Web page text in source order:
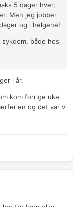
5 dager hver,
Men jeg jobber
og i helgene!
både hos
i år.
kom forrige uke.
og det var vi